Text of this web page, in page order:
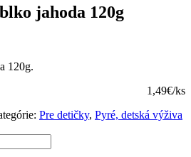
jahoda 120g
120g.
1,49€/ks
Pre detičky, Pyré, detská výživa